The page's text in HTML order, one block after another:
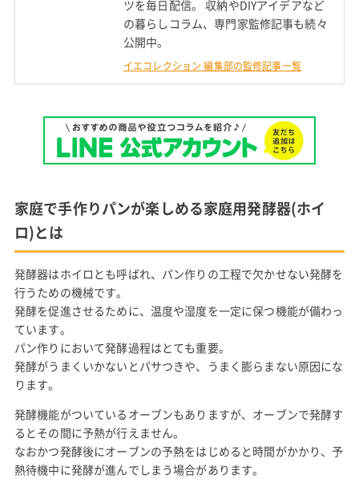
ツを毎日配信。 収納やDIYアイデアなど
の暮らしコラム、専門家監修記事も続々
公開中。
イエコレクション 編集部の監修記事一覧
家庭で手作りパンが楽しめる家庭用発酵器(ホイ
ロ)とは
発酵器はホイロとも呼ばれ、パン作りの工程で欠かせない発酵を
行うための機械です。
発酵を促進させるために、温度や湿度を一定に保つ機能が備わっ
ています。
パン作りにおいて発酵過程はとても重要。
発酵がうまくいかないとパサつきや、うまく膨らまない原因にな
ります。
発酵機能がついているオーブンもありますが、オーブンで発酵す
るとその間に予熱が行えません。
なおかつ発酵後にオーブンの予熱をはじめると時間がかかり、予
熱待機中に発酵が進んでしまう場合があります。